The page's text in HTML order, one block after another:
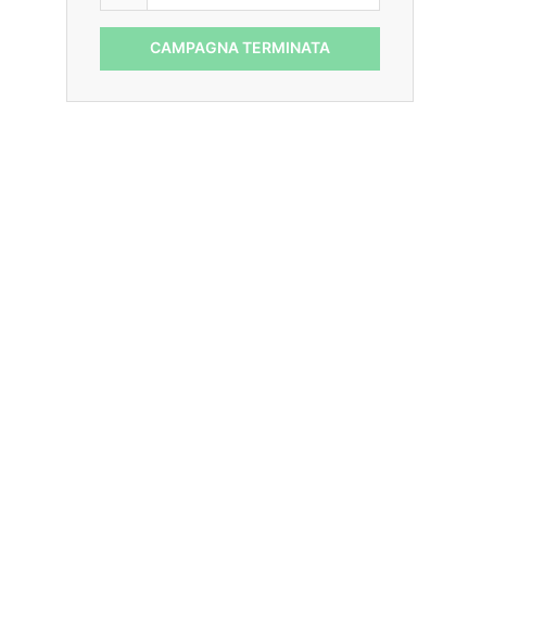
CAMPAGNA TERMINATA